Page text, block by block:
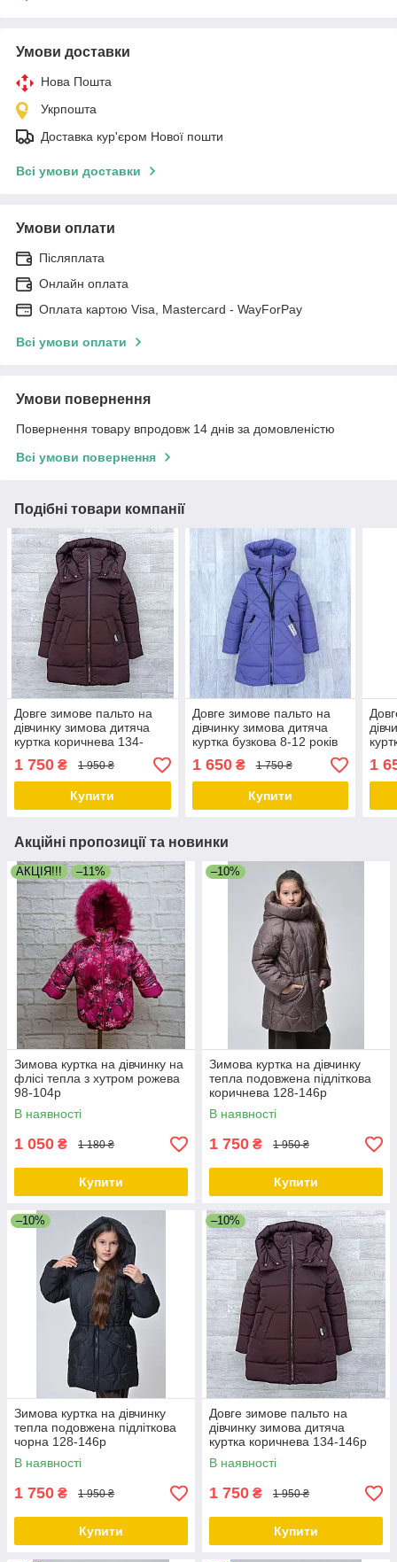
Умови доставки
Нова Пошта
Укрпошта
Доставка кур'єром Нової пошти
Всі умови доставки
Умови оплати
Післяплата
Онлайн оплата
Оплата картою Visa, Mastercard - WayForPay
Всі умови оплати
Умови повернення
Повернення товару впродовж 14 днів за домовленістю
Всі умови повернення
Подібні товари компанії
Довге зимове пальто на
дівчинку зимова дитяча
куртка коричнева 134-
146р
1 750 ₴ 1 950 ₴
Купити
Довге зимове пальто на
дівчинку зимова дитяча
куртка бузкова 8-12 років
1 650₴ 1 750 ₴
Купити
1
Акційні пропозиції та новинки
АКЦІЯ!!! –11%
Зимова куртка на дівчинку на
флісі тепла з хутром рожева
98-104р
В наявності
1 050 ₴ 1 180 ₴
Купити
–10%
Зимова куртка на дівчинку
тепла подовжена підліткова
коричнева 128-146р
В наявності
1 750 ₴ 1 950 ₴
Купити
–10%
Зимова куртка на дівчинку
тепла подовжена підліткова
чорна 128-146р
В наявності
1 750 ₴ 1 950 ₴
Купити
–10%
Довге зимове пальто на
дівчинку зимова дитяча
куртка коричнева 134-146р
В наявності
1 750 ₴ 1 950 ₴
Купити